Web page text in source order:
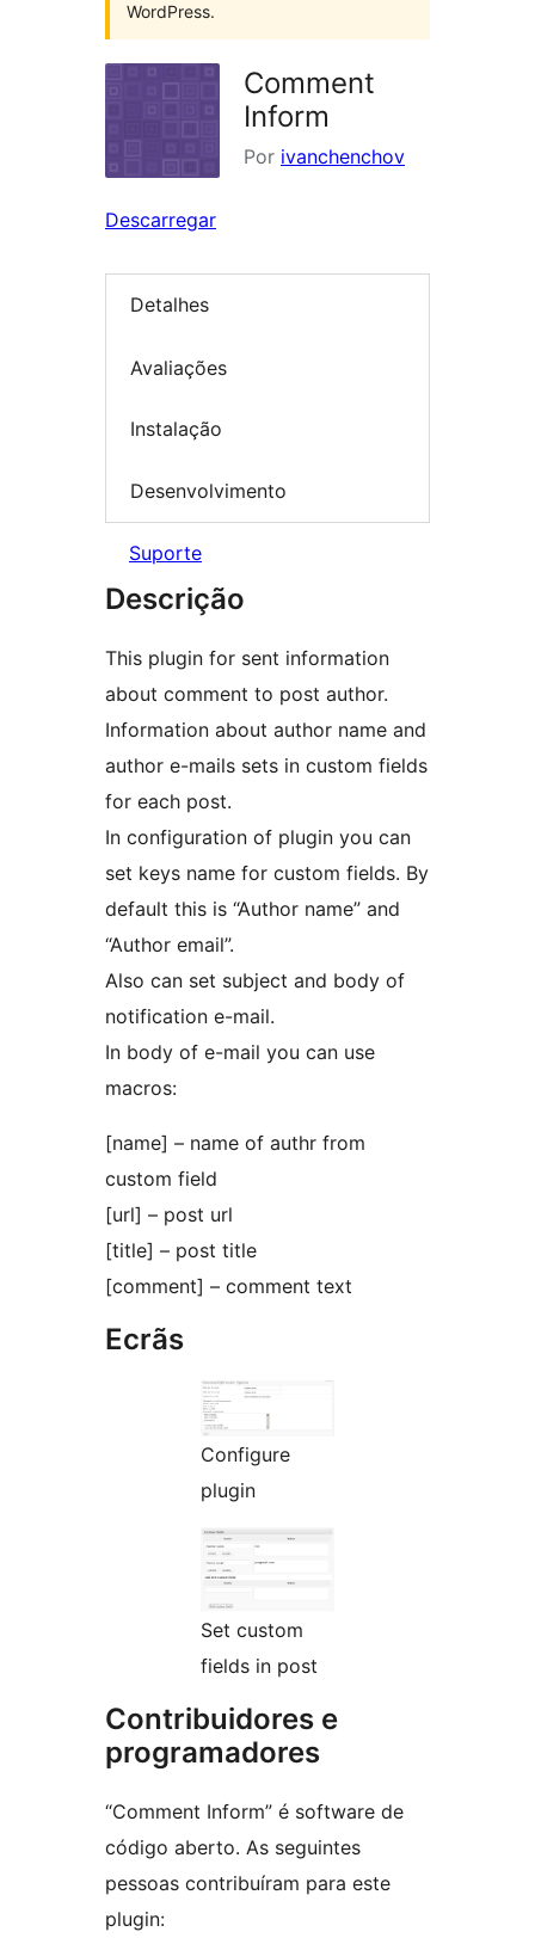
WordPress.
Comment
Inform
Por ivanchenchov
Descarregar
Detalhes
Avaliações
Instalação
Desenvolvimento
Suporte
Descrição
This plugin for sent information
about comment to post author.
Information about author name and
author e-mails sets in custom fields
for each post.
In configuration of plugin you can
set keys name for custom fields. By
default this is “Author name” and
“Author email”.
Also can set subject and body of
notification e-mail.
In body of e-mail you can use
macros:
[name] – name of authr from
custom field
[url] – post url
[title] – post title
[comment] – comment text
Ecrãs
Configure
plugin
Set custom
fields in post
Contribuidores e
programadores
“Comment Inform” é software de
código aberto. As seguintes
pessoas contribuíram para este
plugin: